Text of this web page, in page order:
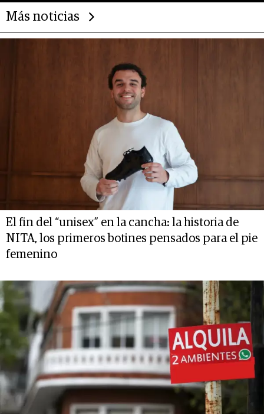
Más noticias
El fin del “unisex” en la cancha: la historia de
NITA, los primeros botines pensados para el pie
femenino